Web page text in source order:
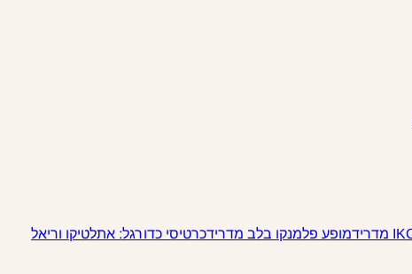
מופע פלמנקו בלב מדרידכרטיסי כדורגל: אתלטיקו וריאל